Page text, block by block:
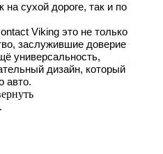
на сухой дороге, так и по
Viking это не только
заслужившие доверие
универсальность,
дизайн, который
авто.